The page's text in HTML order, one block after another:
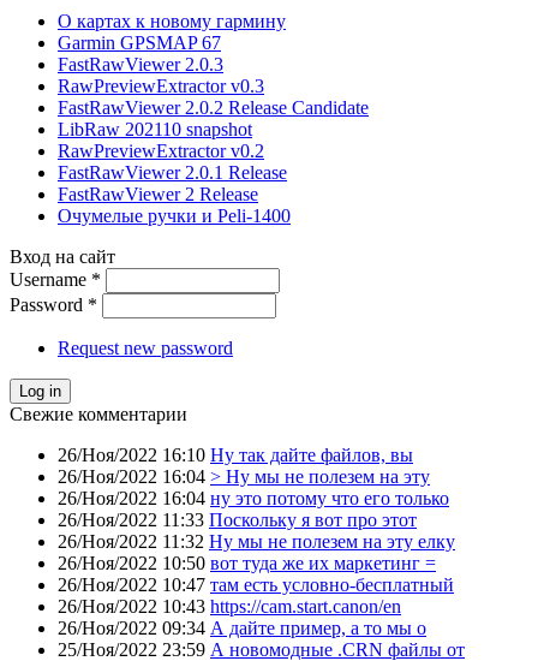
О картах к новому гармину
Garmin GPSMAP 67
FastRawViewer 2.0.3
RawPreviewExtractor v0.3
FastRawViewer 2.0.2 Release Candidate
LibRaw 202110 snapshot
RawPreviewExtractor v0.2
FastRawViewer 2.0.1 Release
FastRawViewer 2 Release
Очумелые ручки и Peli-1400
Вход на сайт
Username *
Password *
Request new password
Свежие комментарии
26/Ноя/2022 16:10 Ну так дайте файлов, вы
26/Ноя/2022 16:04 > Ну мы не полезем на эту
26/Ноя/2022 16:04 ну это потому что его только
26/Ноя/2022 11:33 Поскольку я вот про этот
26/Ноя/2022 11:32 Ну мы не полезем на эту елку
26/Ноя/2022 10:50 вот туда же их маркетинг =
26/Ноя/2022 10:47 там есть условно-бесплатный
26/Ноя/2022 10:43 https://cam.start.canon/en
26/Ноя/2022 09:34 А дайте пример, а то мы о
25/Ноя/2022 23:59 А новомодные .CRN файлы от